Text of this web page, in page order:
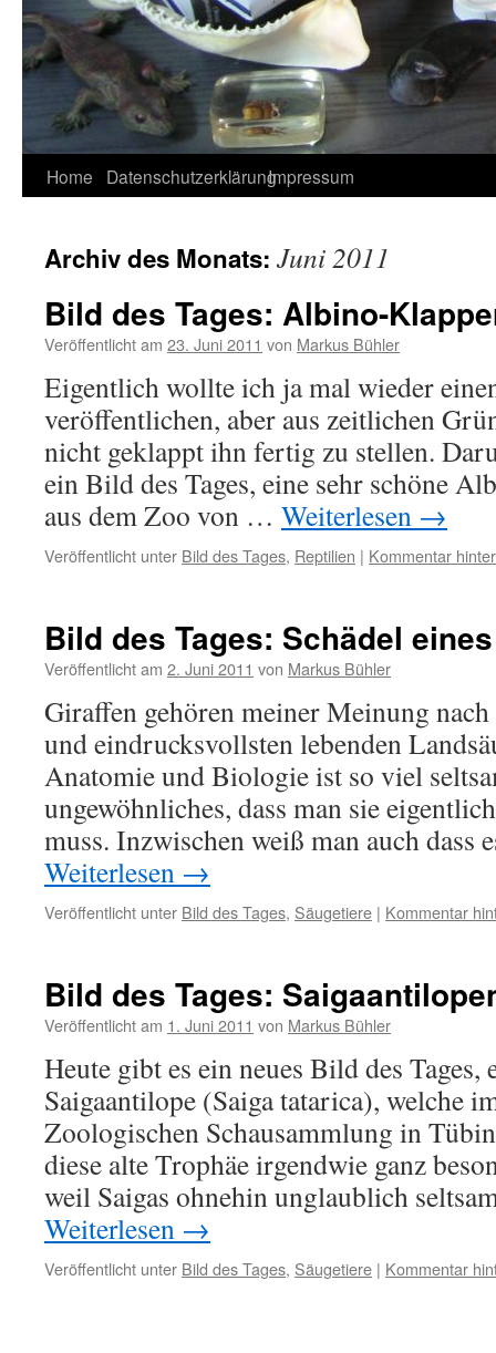
Home DatenschutzerklärungImpressum
Archiv des Monats: Juni 2011
Bild des Tages: Albino-
Veröffentlicht am 23. Juni 2011 von Markus Bühler
Eigentlich wollte ich ja mal wieder
veröffentlichen, aber aus zeitlichen
nicht geklappt ihn fertig zu stellen.
ein Bild des Tages, eine sehr schöne
aus dem Zoo von … Weiterlesen →
Veröffentlicht unter Bild des Tages, Reptilien | Kommentar
Bild des Tages: Schädel
Veröffentlicht am 2. Juni 2011 von Markus Bühler
Giraffen gehören meiner Meinung
und eindrucksvollsten lebenden
Anatomie und Biologie ist so viel
ungewöhnliches, dass man sie
muss. Inzwischen weiß man auch dass
Weiterlesen →
Veröffentlicht unter Bild des Tages, Säugetiere | Kommentar
Bild des Tages:
Veröffentlicht am 1. Juni 2011 von Markus Bühler
Heute gibt es ein neues Bild des
Saigaantilope (Saiga tatarica), welche
Zoologischen Schausammlung in
diese alte Trophäe irgendwie ganz
weil Saigas ohnehin unglaublich
Weiterlesen →
Veröffentlicht unter Bild des Tages, Säugetiere | Kommentar